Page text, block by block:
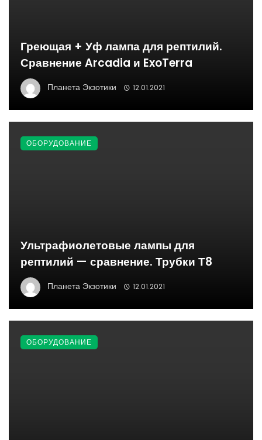
Греющая + Уф лампа для рептилий.
Сравнение Arcadia и ExoTerra
Планета Экзотики 12.01.2021
Ультрафиолетовые лампы для
рептилий — сравнение. Трубки Т8
Планета Экзотики 12.01.2021
ОБОРУДОВАНИЕ
ОБОРУДОВАНИЕ